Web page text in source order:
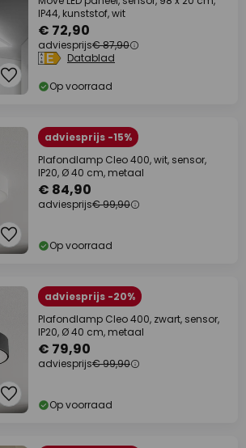
IP44, kunststof, wit
€ 72,90
adviesprijs€ 87,90
Datablad
Op voorraad
adviesprijs -15%
Plafondlamp Cleo 400, wit, sensor,
IP20, Ø 40 cm, metaal
€ 84,90
adviesprijs€ 99,90
Op voorraad
adviesprijs -20%
Plafondlamp Cleo 400, zwart, sensor,
IP20, Ø 40 cm, metaal
€ 79,90
adviesprijs€ 99,90
Op voorraad